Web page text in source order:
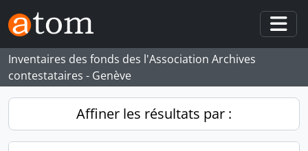
Skip to main content
Inventaires des fonds des l'Association Archives
contestataires - Genève
Affiner les résultats par :